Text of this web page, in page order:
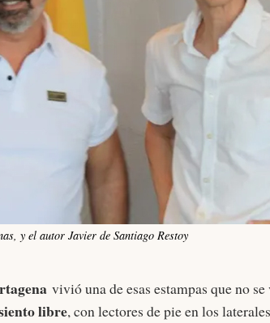
y el autor Javier de Santiago Restoy
vivió una de esas estampas que no
libre, con lectores de pie en los